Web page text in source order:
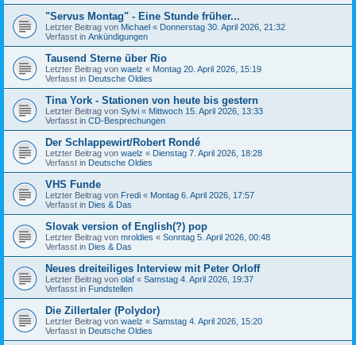
"Servus Montag" - Eine Stunde früher...
Letzter Beitrag von Michael « Donnerstag 30. April 2026, 21:32
Verfasst in Ankündigungen
Tausend Sterne über Rio
Letzter Beitrag von waelz « Montag 20. April 2026, 15:19
Verfasst in Deutsche Oldies
Tina York - Stationen von heute bis gestern
Letzter Beitrag von Sylvi « Mittwoch 15. April 2026, 13:33
Verfasst in CD-Besprechungen
Der Schlappewirt/Robert Rondé
Letzter Beitrag von waelz « Dienstag 7. April 2026, 18:28
Verfasst in Deutsche Oldies
VHS Funde
Letzter Beitrag von Fredi « Montag 6. April 2026, 17:57
Verfasst in Dies & Das
Slovak version of English(?) pop
Letzter Beitrag von mroldies « Sonntag 5. April 2026, 00:48
Verfasst in Dies & Das
Neues dreiteiliges Interview mit Peter Orloff
Letzter Beitrag von olaf « Samstag 4. April 2026, 19:37
Verfasst in Fundstellen
Die Zillertaler (Polydor)
Letzter Beitrag von waelz « Samstag 4. April 2026, 15:20
Verfasst in Deutsche Oldies